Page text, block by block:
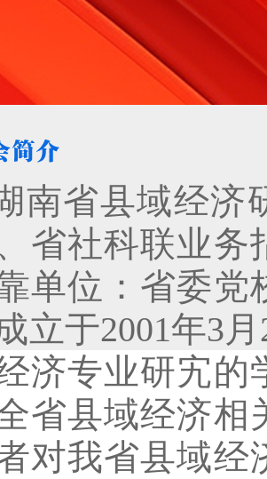
南省县域经济
省社科联业务
单位：省委党
立于2001年3
济专业研宄的
省县域经济相
对我省县域经